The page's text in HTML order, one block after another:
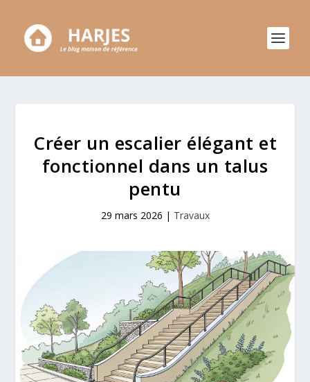
Créer un escalier élégant et
fonctionnel dans un talus
pentu
29 mars 2026 | Travaux